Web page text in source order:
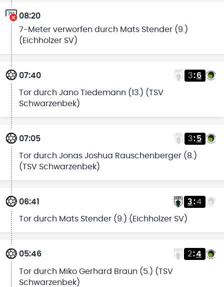
08:20
7-Meter verworfen durch Mats Stender (9.)
(Eichholzer SV)
07:40 3:6
Tor durch Jano Tiedemann (13.) (TSV
Schwarzenbek)
07:05 3:5
Tor durch Jonas Joshua Rauschenberger (8.)
(TSV Schwarzenbek)
06:41 3:4
Tor durch Mats Stender (9.) (Eichholzer SV)
05:46 2:4
Tor durch Miko Gerhard Braun (5.) (TSV
Schwarzenbek)